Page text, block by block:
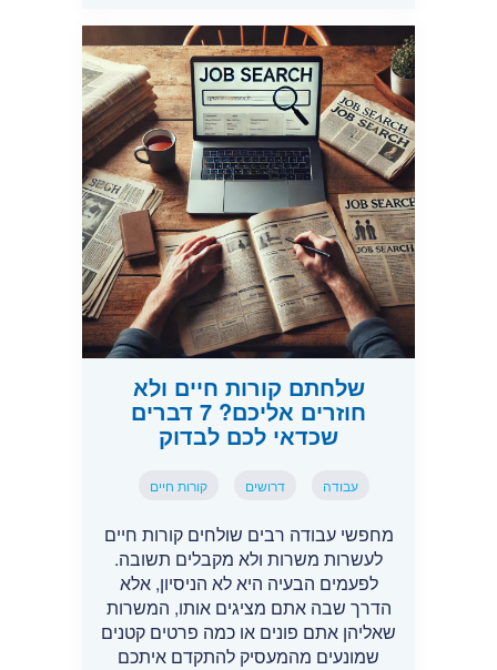
שלחתם קורות חיים ולא
חוזרים אליכם? 7 דברים
שכדאי לכם לבדוק
עבודה דרושים קורות חיים
מחפשי עבודה רבים שולחים קורות חיים
לעשרות משרות ולא מקבלים תשובה.
לפעמים הבעיה היא לא הניסיון, אלא
הדרך שבה אתם מציגים אותו, המשרות
שאליהן אתם פונים או כמה פרטים קטנים
שמונעים מהמעסיק להתקדם איתכם